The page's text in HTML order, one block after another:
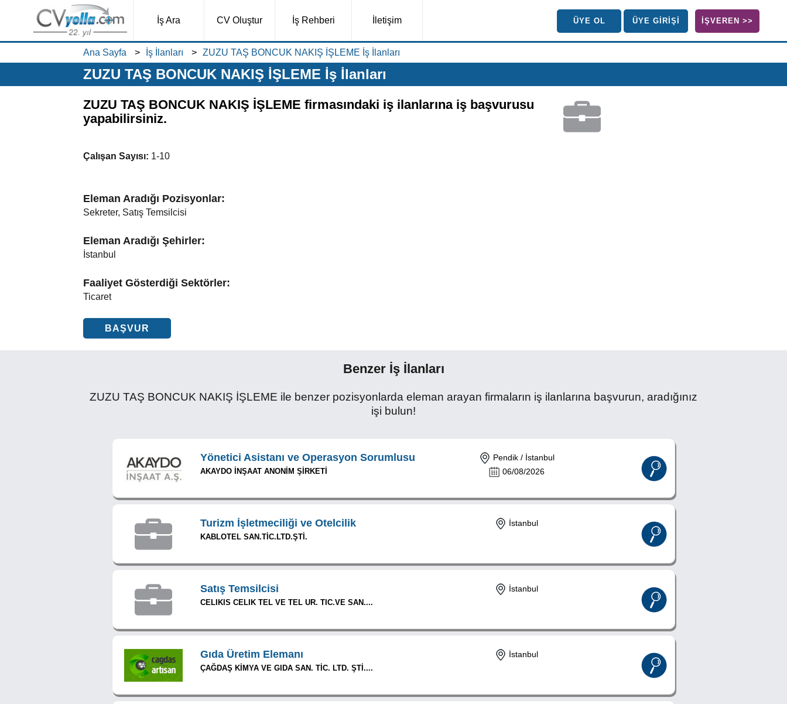
İş Ara CV Oluştur İş Rehberi İletişim ÜYE OL ÜYE GİRİŞİ İŞVEREN >>
Ana Sayfa İş İlanları ZUZU TAŞ BONCUK NAKIŞ İŞLEME İş İlanları
ZUZU TAŞ BONCUK NAKIŞ İŞLEME İş İlanları
ZUZU TAŞ BONCUK NAKIŞ İŞLEME firmasındaki iş ilanlarına iş başvurusu
yapabilirsiniz.
Çalışan Sayısı: 1-10
Eleman Aradığı Pozisyonlar:
Sekreter, Satış Temsilcisi
Eleman Aradığı Şehirler:
İstanbul
Faaliyet Gösterdiği Sektörler:
Ticaret
BAŞVUR
Benzer İş İlanları
ZUZU TAŞ BONCUK NAKIŞ İŞLEME ile benzer pozisyonlarda eleman arayan firmaların iş ilanlarına başvurun, aradığınız
işi bulun!
Yönetici Asistanı ve Operasyon Sorumlusu
AKAYDO İNŞAAT ANONİM ŞİRKETİ
Pendik / İstanbul
06/08/2026
Turizm İşletmeciliği ve Otelcilik
KABLOTEL SAN.TİC.LTD.ŞTİ.
İstanbul
Satış Temsilcisi
CELIKIS CELIK TEL VE TEL UR. TIC.VE SAN....
İstanbul
Gıda Üretim Elemanı
ÇAĞDAŞ KİMYA VE GIDA SAN. TİC. LTD. ŞTİ....
İstanbul